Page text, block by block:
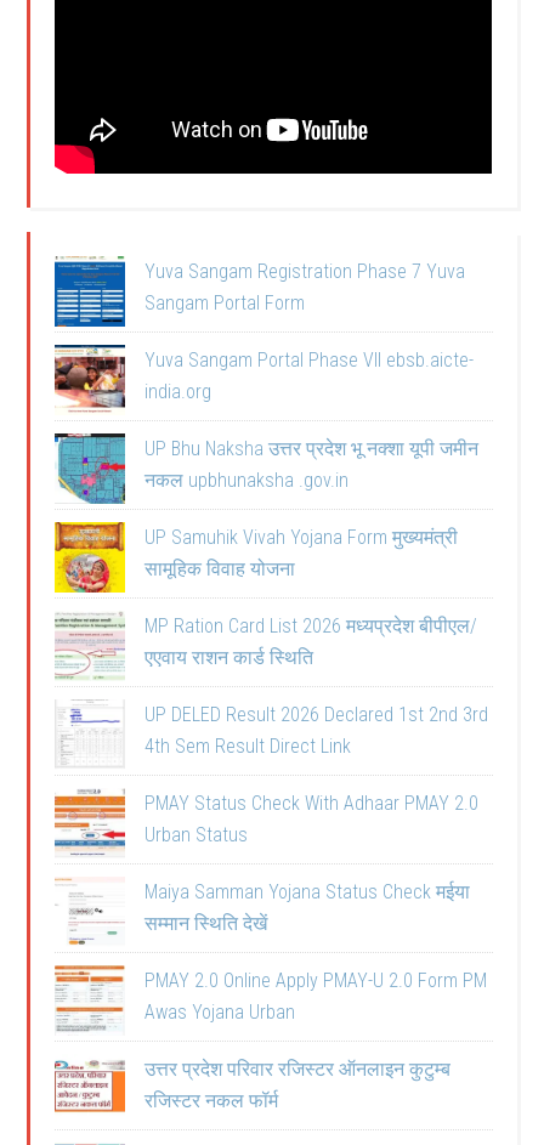
Yuva Sangam Registration Phase 7 Yuva
Sangam Portal Form
Yuva Sangam Portal Phase VII ebsb.aicte-
india.org
UP Bhu Naksha उत्तर प्रदेश भू नक्शा यूपी जमीन
नकल upbhunaksha .gov.in
UP Samuhik Vivah Yojana Form मुख्यमंत्री
सामूहिक विवाह योजना
MP Ration Card List 2026 मध्यप्रदेश बीपीएल/
एएवाय राशन कार्ड स्थिति
UP DELED Result 2026 Declared 1st 2nd 3rd
4th Sem Result Direct Link
PMAY Status Check With Adhaar PMAY 2.0
Urban Status
Maiya Samman Yojana Status Check मईया
सम्मान स्थिति देखें
PMAY 2.0 Online Apply PMAY-U 2.0 Form PM
Awas Yojana Urban
उत्तर प्रदेश परिवार रजिस्टर ऑनलाइन कुटुम्ब
रजिस्टर नकल फॉर्म